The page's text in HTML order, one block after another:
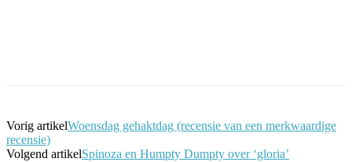
Vorig artikelWoensdag gehaktdag (recensie van een merkwaardige
recensie)
Volgend artikelSpinoza en Humpty Dumpty over ‘gloria’